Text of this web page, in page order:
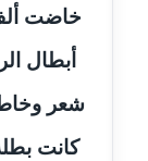
خاضت
أبطال
شعر
كانت